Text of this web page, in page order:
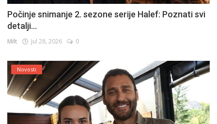
Počinje snimanje 2. sezone serije Halef: Poznati svi
detalji...
Milt Jul 28, 2026 0
Novosti